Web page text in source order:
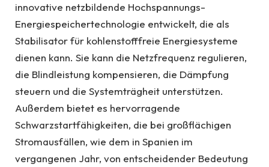
innovative netzbildende Hochspannungs-
Energiespeichertechnologie entwickelt, die als
Stabilisator für kohlenstofffreie Energiesysteme
dienen kann. Sie kann die Netzfrequenz regulieren,
die Blindleistung kompensieren, die Dämpfung
steuern und die Systemträgheit unterstützen.
Außerdem bietet es hervorragende
Schwarzstartfähigkeiten, die bei großflächigen
Stromausfällen, wie dem in Spanien im
vergangenen Jahr, von entscheidender Bedeutung